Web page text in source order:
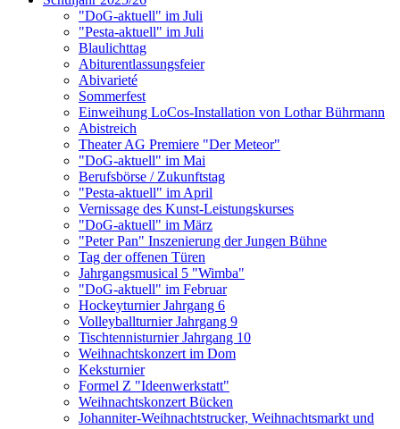
"DoG-aktuell" im Juli
"Pesta-aktuell" im Juli
Blaulichttag
Abiturentlassungsfeier
Abivarieté
Sommerfest
Einweihung LoCos-Installation von Lothar Bührmann
Abistreich
Theater AG Premiere "Der Meteor"
"DoG-aktuell" im Mai
Berufsbörse / Zukunftstag
"Pesta-aktuell" im April
Vernissage des Kunst-Leistungskurses
"DoG-aktuell" im März
"Peter Pan" Inszenierung der Jungen Bühne
Tag der offenen Türen
Jahrgangsmusical 5 "Wimba"
"DoG-aktuell" im Februar
Hockeyturnier Jahrgang 6
Volleyballturnier Jahrgang 9
Tischtennisturnier Jahrgang 10
Weihnachtskonzert im Dom
Keksturnier
Formel Z "Ideenwerkstatt"
Weihnachtskonzert Bücken
Johanniter-Weihnachtstrucker, Weihnachtsmarkt und